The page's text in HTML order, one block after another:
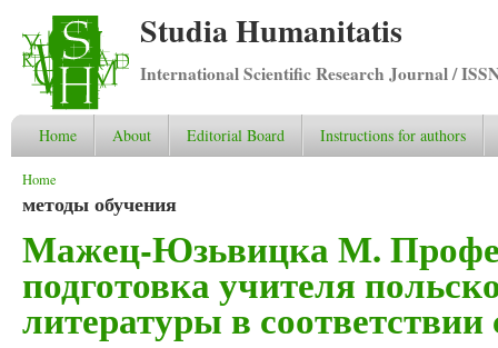
Studia Humanitatis
International Scientific Research Journal /
Home About Editorial Board Instructions for authors
You are here
Home
методы обучения
Мажец-Юзьвицка М.
подготовка учителя
литературы в